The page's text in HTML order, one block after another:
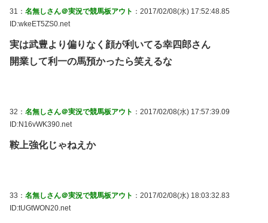
31： 名無しさん＠実況で競馬板アウト ：2017/02/08(水) 17:52:48.85
ID:wkeET5ZS0.net
実は武豊より偏りなく顔が利いてる幸四郎さん
開業して利一の馬預かったら笑えるな
32： 名無しさん＠実況で競馬板アウト ：2017/02/08(水) 17:57:39.09
ID:N16vWK390.net
鞍上強化じゃねえか
33： 名無しさん＠実況で競馬板アウト ：2017/02/08(水) 18:03:32.83
ID:tUGtWON20.net